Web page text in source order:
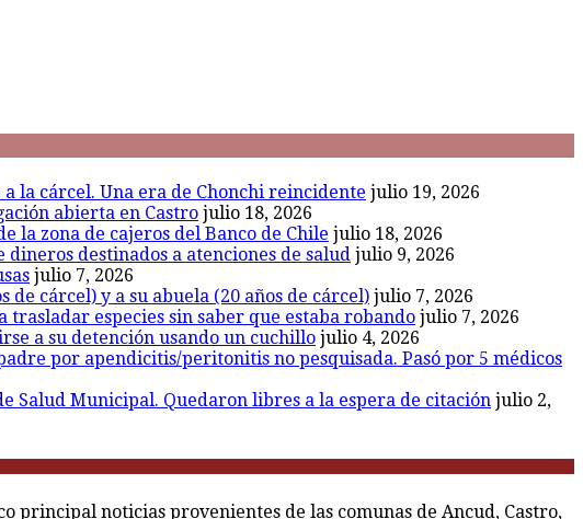
la cárcel. Una era de Chonchi reincidente julio 19, 2026
abierta en Castro julio 18, 2026
la zona de cajeros del Banco de Chile julio 18, 2026
destinados a atenciones de salud julio 9, 2026
julio 7, 2026
cárcel) y a su abuela (20 años de cárcel) julio 7, 2026
trasladar especies sin saber que estaba robando julio 7, 2026
a su detención usando un cuchillo julio 4, 2026
por apendicitis/peritonitis no pesquisada. Pasó por 5 médicos
Salud Municipal. Quedaron libres a la espera de citación julio 2,
principal noticias provenientes de las comunas de Ancud, Castro,